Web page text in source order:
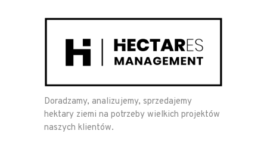
Doradzamy, analizujemy, sprzedajemy
hektary ziemi na potrzeby wielkich projektów
naszych klientów.